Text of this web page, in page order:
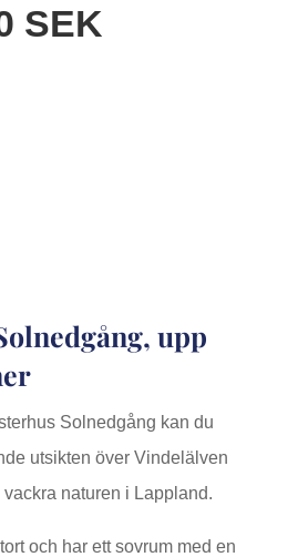
SEK
upp
Solnedgång kan du
utsikten över Vindelälven
naturen i Lappland.
och har ett sovrum med en